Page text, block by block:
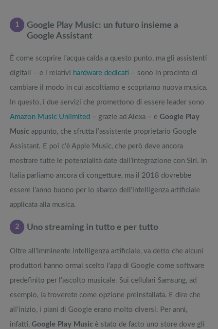
1
Google Play Music: un futuro insieme a
Google Assistant
È come scoprire l’acqua calda a questo punto, ma gli assistenti
digitali – e i relativi hardware dedicati – sono in procinto di
cambiare il modo in cui ascoltiamo e scopriamo nuova musica.
In questo, i due servizi che promettono di essere leader sono
Amazon Music Unlimited – grazie ad Alexa – e Google Play
Music appunto, che sfrutta l’assistente proprietario Google
Assistant. E poi c’è Apple Music, che però deve ancora
mostrare tutte le potenzialità date dall’integrazione con Siri. In
Italia parliamo ancora di congetture, ma il 2018 dovrebbe
essere l’anno buono per lo sbarco dell’intelligenza artificiale
applicata alla musica.
2 Uno streaming in tutto e per tutto
Oltre all’imminente intelligenza artificiale, va detto che alcuni
produttori hanno ormai scelto l’app di Google come software
predefinito per l’ascolto musicale. Sui cellulari Samsung, ad
esempio, la troverete come opzione preinstallata. E dire che
all’inizio, i piani di Google erano molto diversi. Per anni,
infatti, Google Play Music è stato de facto uno store dove gli